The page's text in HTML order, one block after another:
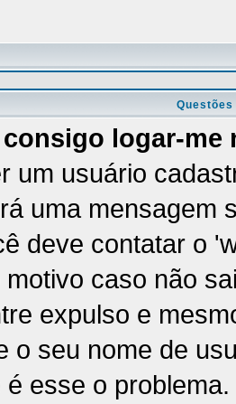
consigo logar-me
um usuário
uma mensagem
deve contatar o
caso não
expulso e
o seu nome de
é esse o